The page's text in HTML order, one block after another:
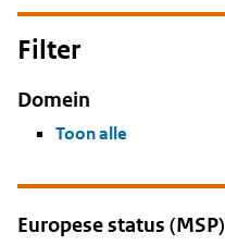
Filter
Domein
Toon alle
Europese status (MSP)